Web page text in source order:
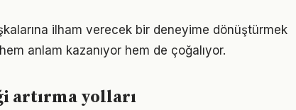
ilham verecek bir deneyime dönüştürmek
anlam kazanıyor hem de çoğalıyor.
artırma yolları